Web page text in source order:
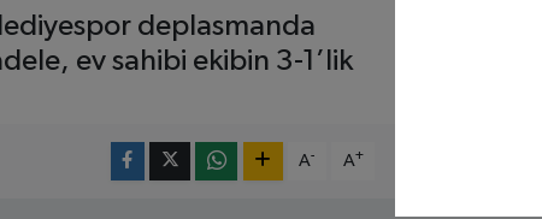
deplasmanda
ev sahibi ekibin 3-1’lik
A- A+